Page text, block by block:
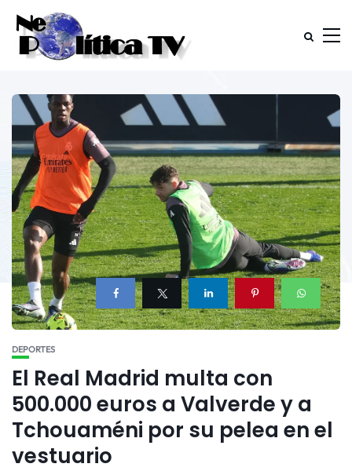
DEPORTES
El Real Madrid multa con
500.000 euros a Valverde y a
Tchouaméni por su pelea en el
vestuario